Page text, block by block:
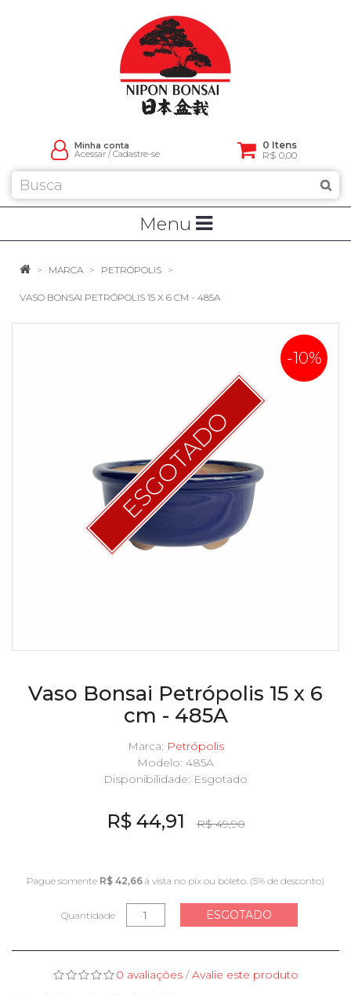
Minha conta
Acessar/Cadastre-se
0 Itens
R$ 0,00
Menu
MARCA PETRÓPOLIS
VASO BONSAI PETRÓPOLIS 15 X 6 CM - 485A
ESGOTADO
-10%
Vaso Bonsai Petrópolis 15 x 6
cm - 485A
Marca: Petrópolis
Modelo: 485A
Disponibilidade: Esgotado
R$ 49,90
R$ 44,91
Pague somente R$ 42,66 à vista no pix ou boleto. (5% de desconto)
Quantidade ESGOTADO
0 avaliações/Avalie este produto